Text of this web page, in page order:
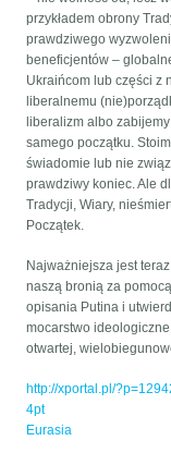
przykładem obrony
prawdziwego
beneficjentów –
Ukraińcom lub części z
liberalnemu
liberalizm albo zabijemy
samego początku.
świadomie lub nie
prawdziwy koniec. Ale
Tradycji, Wiary,
Początek.
Najważniejsza jest
naszą bronią za
opisania Putina i
mocarstwo
otwartej,
http://xportal.pl/
4pt
Eurasia